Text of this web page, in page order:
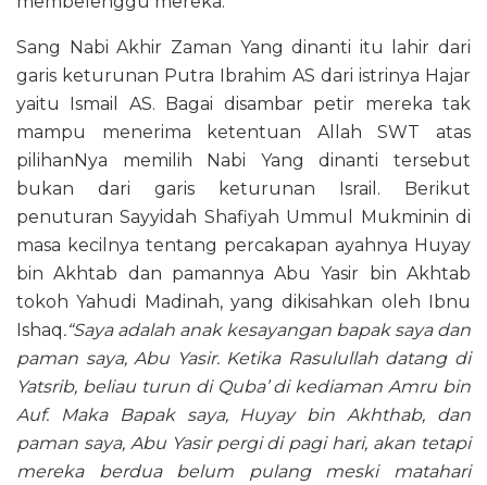
Sang Nabi Akhir Zaman Yang dinanti itu lahir dari
garis keturunan Putra Ibrahim AS dari istrinya Hajar
yaitu Ismail AS. Bagai disambar petir mereka tak
mampu menerima ketentuan Allah SWT atas
pilihanNya memilih Nabi Yang dinanti tersebut
bukan dari garis keturunan Israil. Berikut
penuturan Sayyidah Shafiyah Ummul Mukminin di
masa kecilnya tentang percakapan ayahnya Huyay
bin Akhtab dan pamannya Abu Yasir bin Akhtab
tokoh Yahudi Madinah, yang dikisahkan oleh Ibnu
Ishaq.“Saya adalah anak kesayangan bapak saya dan
paman saya, Abu Yasir. Ketika Rasulullah datang di
Yatsrib, beliau turun di Quba’ di kediaman Amru bin
Auf. Maka Bapak saya, Huyay bin Akhthab, dan
paman saya, Abu Yasir pergi di pagi hari, akan tetapi
mereka berdua belum pulang meski matahari